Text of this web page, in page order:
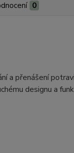
0
a přenášení
designu a